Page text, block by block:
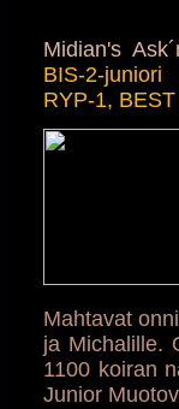
Midian's
BIS-2-juniori
RYP-1,
Mahtavat
ja Michalille.
1100 koiran
Junior